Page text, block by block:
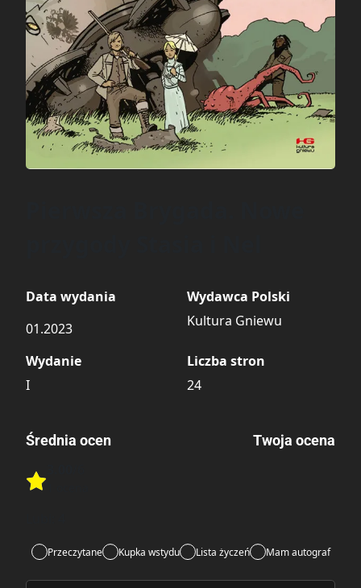
Data wydania
01.2023
Wydawca Polski
Kultura Gniewu
Wydanie
I
Liczba stron
24
Średnia ocen
Rate this item:
Twoja ocena
Przeczytane Kupka wstydu Lista życzeń Mam autograf